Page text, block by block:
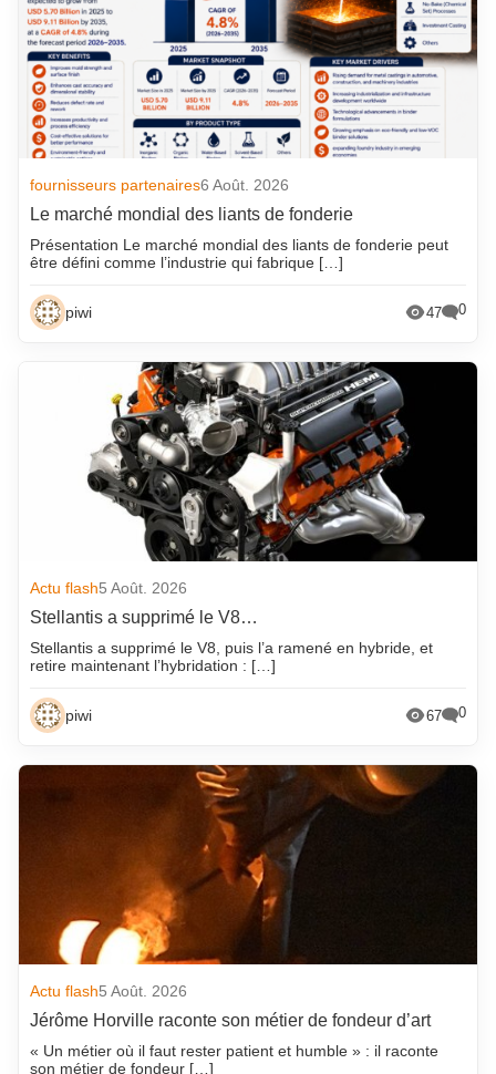
fournisseurs partenaires6 Août. 2026
Le marché mondial des liants de fonderie
Présentation Le marché mondial des liants de fonderie peut
être défini comme l’industrie qui fabrique […]
piwi 47 0
Actu flash5 Août. 2026
Stellantis a supprimé le V8…
Stellantis a supprimé le V8, puis l’a ramené en hybride, et
retire maintenant l’hybridation : […]
piwi 67 0
Actu flash5 Août. 2026
Jérôme Horville raconte son métier de fondeur d’art
« Un métier où il faut rester patient et humble » : il raconte
son métier de fondeur […]